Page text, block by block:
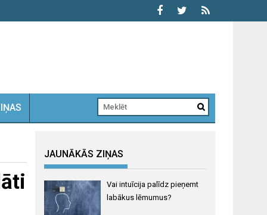
JAUNĀKĀS ZIŅAS
Vai intuīcija palīdz pieņemt
labākus lēmumus?